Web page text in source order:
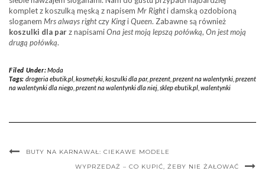
komplet z koszulką męską z napisem Mr Righti damską ozdobioną
sloganem Mrs always rightczy KingiQueen. Zabawne są również
koszulki dla parz napisamiOna jest moją lepszą połówką, On jest moją
drugą połówką.
Filed Under:Moda
Tags: drogeria ebutik.pl, kosmetyki, koszulki dla par, prezent, prezent na walentynki, prezent
na walentynki dla niego prezent na walentynki dla niej sklep ebutik.pl walentynki
BUTY NA KARNAWAŁ: CIEKAWE MODELE
WYPRZEDAŻ – CO KUPIĆ, ŻEBY NIE ŻAŁOWAĆ